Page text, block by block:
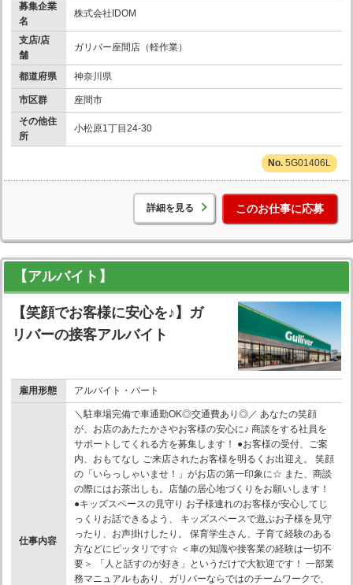
募集企業
名
株式会社IDOM
支店/店
舗
ガリバー座間店（軽作業）
都道府県 神奈川県
市区群
座間市
その他住
所
小松原1丁目24-30
5G01406L
詳細を見る このお仕事に応募
【アルバイト】
【笑顔でお客様に安心を♪】ガ
リバーの接客アルバイト
雇用形態 アルバイト・パート
仕事内容
＼駐車場完備で車通勤OK◎交通費あり◎／ あなたの笑顔
が、お店のあたたかさやお客様の安心に♪ 商談をする社員を
サポートしてくれる方を募集します！ ●お客様の受付、ご案
内、おもてなし ご来店されたお客様を明るくお出迎え。 笑顔
の「いらっしゃいませ！」がお店の第一印象に☆ また、商談
の際にはお茶出しも。店舗の居心地づくりをお願いします！
●キッズスペースの見守り お子様連れのお客様が安心してじ
っくりお話できるよう、 キッズスペースで遊ぶお子様を見守
ったり、お声掛けしたり。 保育学生さん、子育て経験のある
方などにピッタリです☆ ＜車の知識や接客業の経験は一切不
要＞ 「人と話すのが好き」というだけで大歓迎です！ 一部業
務マニュアルもあり、ガリバーならではのチームワークで、